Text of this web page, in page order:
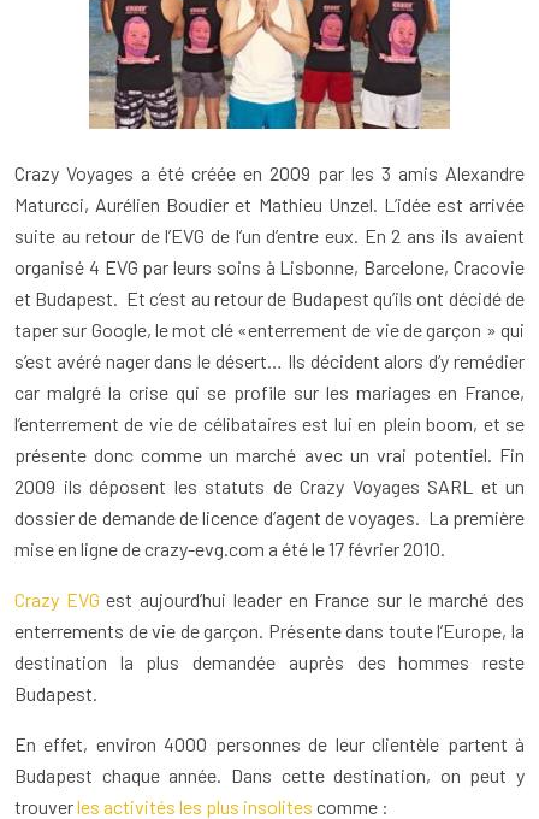
Crazy Voyages a été créée en 2009 par les 3 amis Alexandre
Maturcci, Aurélien Boudier et Mathieu Unzel. L’idée est arrivée
suite au retour de l’EVG de l’un d’entre eux. En 2 ans ils avaient
organisé 4 EVG par leurs soins à Lisbonne, Barcelone, Cracovie
et Budapest. Et c’est au retour de Budapest qu’ils ont décidé de
taper sur Google, le mot clé «enterrement de vie de garçon » qui
s’est avéré nager dans le désert… Ils décident alors d’y remédier
car malgré la crise qui se profile sur les mariages en France,
l’enterrement de vie de célibataires est lui en plein boom, et se
présente donc comme un marché avec un vrai potentiel. Fin
2009 ils déposent les statuts de Crazy Voyages SARL et un
dossier de demande de licence d’agent de voyages. La première
mise en ligne de crazy-evg.com a été le 17 février 2010.
Crazy EVG est aujourd’hui leader en France sur le marché des
enterrements de vie de garçon. Présente dans toute l’Europe, la
destination la plus demandée auprès des hommes reste
Budapest.
En effet, environ 4000 personnes de leur clientèle partent à
Budapest chaque année. Dans cette destination, on peut y
trouverles activités les plus insolites comme :